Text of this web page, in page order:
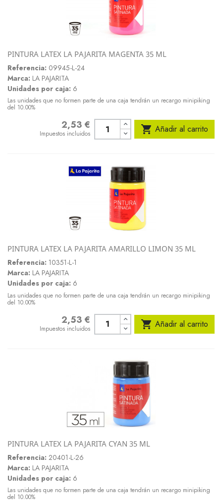
PINTURA LATEX LA PAJARITA MAGENTA 35 ML
Referencia: 09945-L-24
Marca: LA PAJARITA
Unidades por caja: 6
Las unidades que no formen parte de una caja tendrán un recargo minipiking
del 10.00%
2,53 €
Impuestos incluidos  Añadir al carrito
PINTURA LATEX LA PAJARITA AMARILLO LIMON 35 ML
Referencia: 10351-L-1
Marca: LA PAJARITA
Unidades por caja: 6
Las unidades que no formen parte de una caja tendrán un recargo minipiking
del 10.00%
2,53 €
Impuestos incluidos  Añadir al carrito
PINTURA LATEX LA PAJARITA CYAN 35 ML
Referencia: 20401-L-26
Marca: LA PAJARITA
Unidades por caja: 6
Las unidades que no formen parte de una caja tendrán un recargo minipiking
del 10.00%